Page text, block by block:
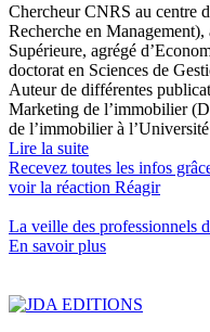
Chercheur CNRS au centre
Recherche en
Supérieure, agrégé
doctorat en Sciences de
Auteur de différentes
Marketing de l’immobilier
de l’immobilier à
Lire la suite
Recevez toutes les infos
voir la réaction Réagir
La veille des professionnels
En savoir plus